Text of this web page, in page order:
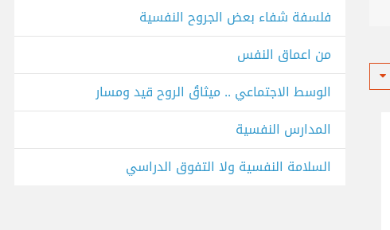
فلسفة شفاء بعض الجروح النفسية
من اعماق النفس
الوسط الاجتماعي .. ميثاقُ الروحِ قيد ومسار
المدارس النفسية
السلامة النفسية ولا التفوق الدراسي